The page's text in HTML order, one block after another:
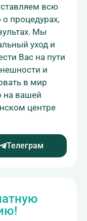
всю
процедурах,
Мы
уход и
Вас на пути
и
в мир
на вашей
центре
Телеграм